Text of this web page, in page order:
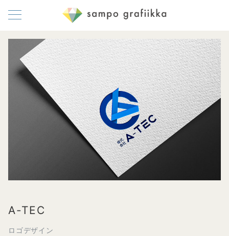
A-TEC
ロゴデザイン